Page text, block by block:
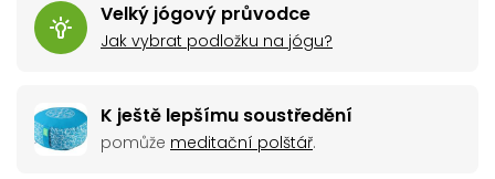
Velký jógový průvodce
Jak vybrat podložku na jógu?
K ještě lepšímu soustředění
pomůže meditační polštář.